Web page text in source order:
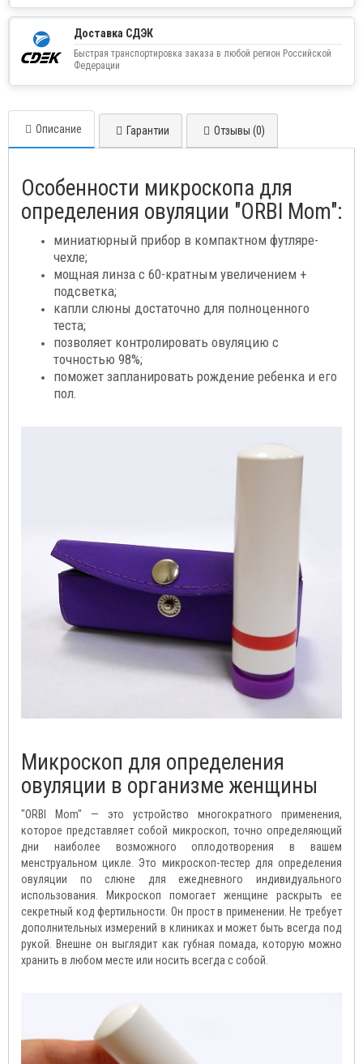
Доставка СДЭК
Быстрая транспортировка заказа в любой регион Российской
Федерации
Описание Гарантии Отзывы (0)
Особенности микроскопа для
определения овуляции "ORBI Mom":
миниатюрный прибор в компактном футляре-
чехле;
мощная линза с 60-кратным увеличением +
подсветка;
капли слюны достаточно для полноценного
теста;
позволяет контролировать овуляцию с
точностью 98%;
поможет запланировать рождение ребенка и его
пол.
Микроскоп для определения
овуляции в организме женщины
"ORBI Mom" — это устройство многократного применения,
которое представляет собой микроскоп, точно определяющий
дни наиболее возможного оплодотворения в вашем
менструальном цикле. Это микроскоп-тестер для определения
овуляции по слюне для ежедневного индивидуального
использования. Микроскоп помогает женщине раскрыть ее
секретный код фертильности. Он прост в применении. Не требует
дополнительных измерений в клиниках и может быть всегда под
рукой. Внешне он выглядит как губная помада, которую можно
хранить в любом месте или носить всегда с собой.